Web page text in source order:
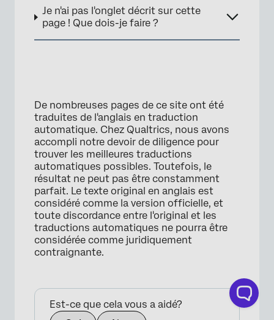
×
Je n'ai pas l'onglet décrit sur cette
page ! Que dois-je faire ?
De nombreuses pages de ce site ont été
traduites de l'anglais en traduction
automatique. Chez Qualtrics, nous avons
accompli notre devoir de diligence pour
trouver les meilleures traductions
automatiques possibles. Toutefois, le
résultat ne peut pas être constamment
parfait. Le texte original en anglais est
considéré comme la version officielle, et
toute discordance entre l'original et les
traductions automatiques ne pourra être
considérée comme juridiquement
contraignante.
Est-ce que cela vous a aidé?